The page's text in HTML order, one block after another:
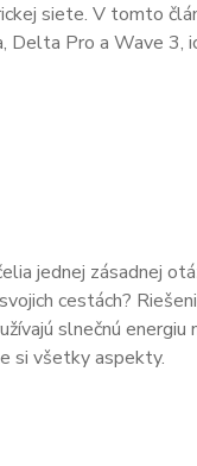
siete. V tomto
Delta Pro a Wave 3,
jednej zásadnej
cestách?
slnečnú energiu
si všetky aspekty.